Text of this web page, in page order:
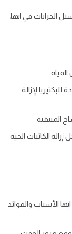
في ابها،
لإزالة
المتبقية
الكائنات الحية
الأسباب والفوائد